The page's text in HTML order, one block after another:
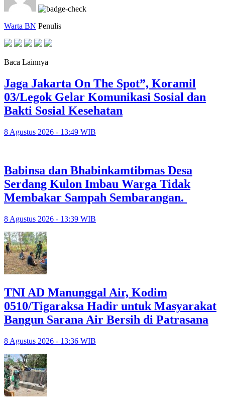
Warta BN Penulis
Baca Lainnya
Jaga Jakarta On The Spot”, Koramil
03/Legok Gelar Komunikasi Sosial dan
Bakti Sosial Kesehatan
8 Agustus 2026 - 13:49 WIB
Babinsa dan Bhabinkamtibmas Desa
Serdang Kulon Imbau Warga Tidak
Membakar Sampah Sembarangan.
8 Agustus 2026 - 13:39 WIB
TNI AD Manunggal Air, Kodim
0510/Tigaraksa Hadir untuk Masyarakat
Bangun Sarana Air Bersih di Patrasana
8 Agustus 2026 - 13:36 WIB